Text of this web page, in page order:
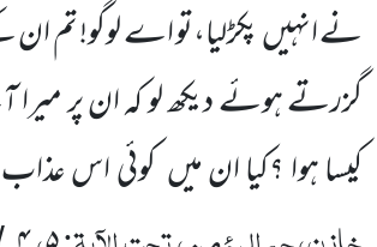
نے انہیںپکڑلیا،تو اے لوگو! تم
گزرتے ہوئے دیکھ لو کہ ان پر
کیسا ہوا ؟کیا ان میں کوئی اس